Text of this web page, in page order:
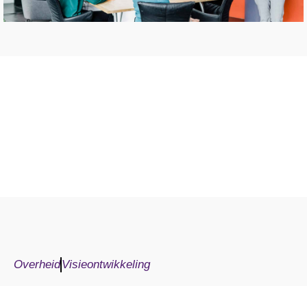
OverheidVisieontwikkeling